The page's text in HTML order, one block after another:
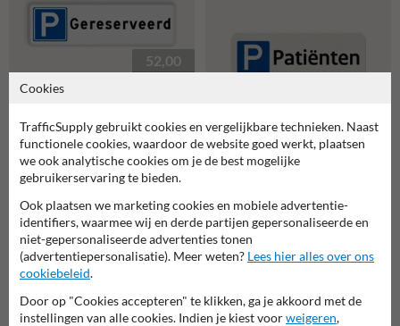
52,00
Parkeerplaats bord
gereserveerd - reflecterend
48,00
✔ aanbieding
Parkeerplaats bord
42,00
populairste
keuze
Cookies
TrafficSupply gebruikt cookies en vergelijkbare technieken. Naast
functionele cookies, waardoor de website goed werkt, plaatsen
we ook analytische cookies om je de best mogelijke
gebruikerservaring te bieden.
Ook plaatsen we marketing cookies en mobiele advertentie-
identifiers, waarmee wij en derde partijen gepersonaliseerde en
niet-gepersonaliseerde advertenties tonen
(advertentiepersonalisatie). Meer weten? Lees hier alles over ons
cookiebeleid.
Door op "Cookies accepteren" te klikken, ga je akkoord met de
instellingen van alle cookies. Indien je kiest voorweigeren,